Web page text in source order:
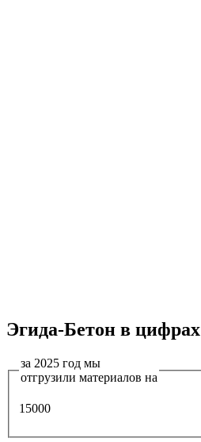
Эгида-Бетон в цифрах
за 2025 год мы
отгрузили материалов на
15000